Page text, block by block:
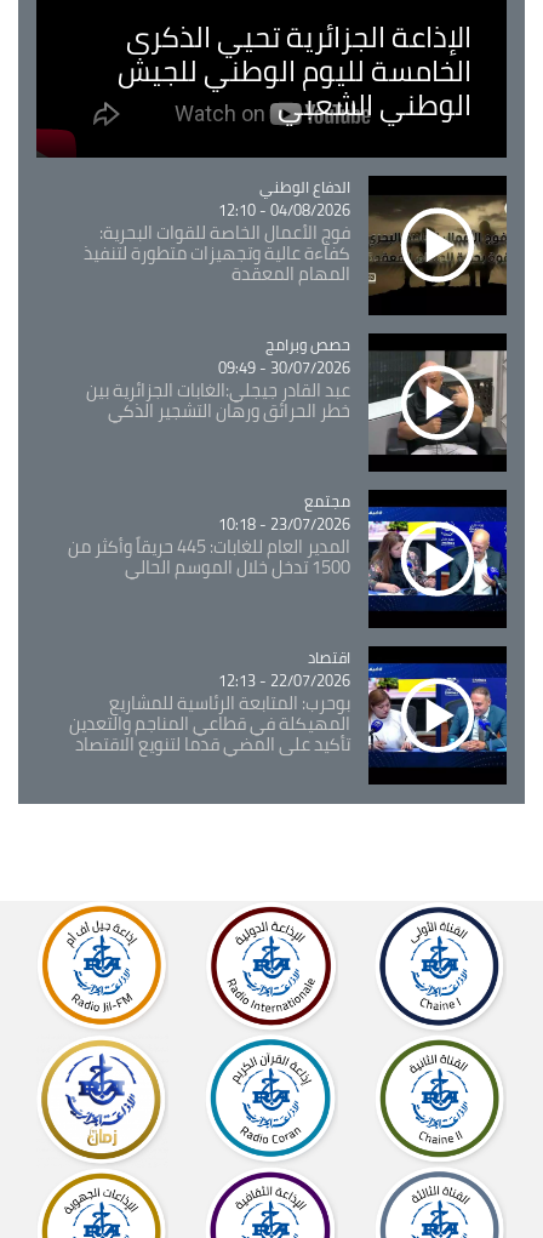
الإذاعة الجزائرية تحيي الذكرى
الخامسة لليوم الوطني للجيش
الوطني الشعبي
Catégorie
الدفاع الوطني
04/08/2026 - 12:10
فوج الأعمال الخاصة للقوات البحرية:
كفاءة عالية وتجهيزات متطورة لتنفيذ
المهام المعقدة
Catégorie
حصص وبرامج
30/07/2026 - 09:49
عبد القادر جيجلي:الغابات الجزائرية بين
خطر الحرائق ورهان التشجير الذكي
Catégorie
مجتمع
23/07/2026 - 10:18
المدير العام للغابات: 445 حريقاً وأكثر من
1500 تدخل خلال الموسم الحالي
Catégorie
اقتصاد
22/07/2026 - 12:13
بوحرب: المتابعة الرئاسية للمشاريع
المهيكلة في قطاعي المناجم والتعدين
تأكيد على المضي قدما لتنويع الاقتصاد